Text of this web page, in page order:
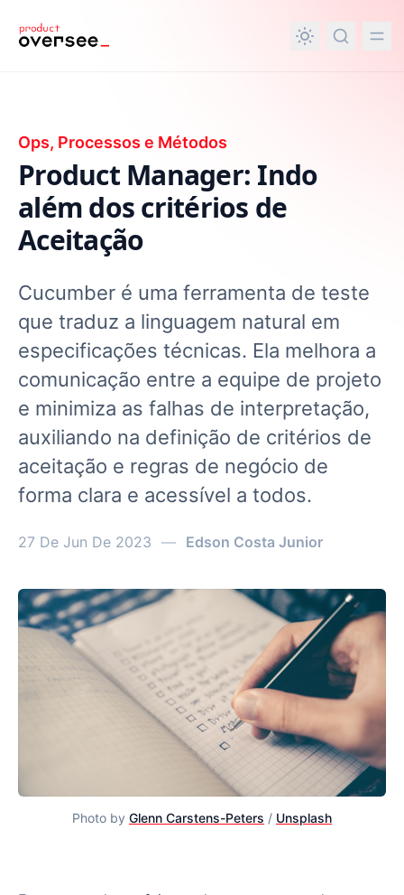
principal
Ops, Processos e Métodos
Product Manager: Indo
além dos critérios de
Aceitação
Cucumber é uma ferramenta de teste
que traduz a linguagem natural em
especificações técnicas. Ela melhora a
comunicação entre a equipe de projeto
e minimiza as falhas de interpretação,
auxiliando na definição de critérios de
aceitação e regras de negócio de
forma clara e acessível a todos.
27 De Jun De 2023 — Edson Costa Junior
Photo by Glenn Carstens-Peters / Unsplash